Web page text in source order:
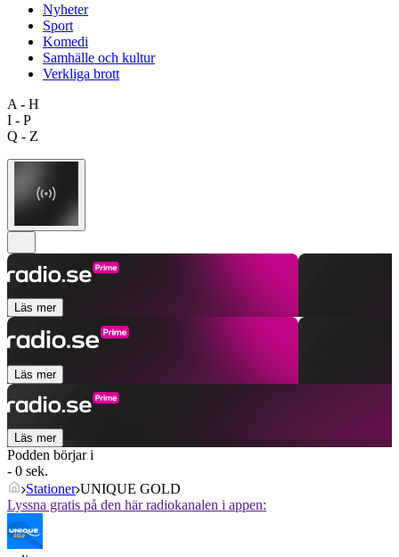
Nyheter
Sport
Komedi
Samhälle och kultur
Verkliga brott
A - H
I - P
Q - Z
Läs mer
Läs mer
Läs mer
Podden börjar i
- 0 sek.
Stationer UNIQUE GOLD
Lyssna gratis på den här radiokanalen i appen: